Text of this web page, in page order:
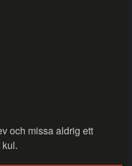
och missa aldrig ett